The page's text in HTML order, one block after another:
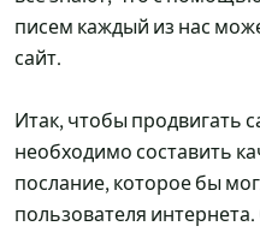
писем каждый из нас
сайт.
Итак, чтобы продвигать
необходимо составить
послание, которое бы
пользователя